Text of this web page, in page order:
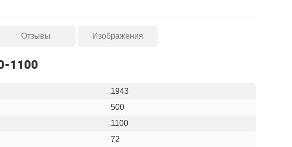
Отзывы Изображения
1100
1943
500
1100
72